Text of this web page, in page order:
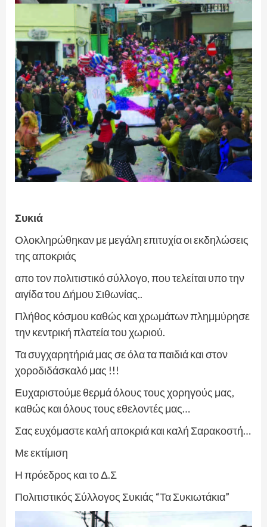
Συκιά
Ολοκληρώθηκαν με μεγάλη επιτυχία οι εκδηλώσεις
της αποκριάς
απο τον πολιτιστικό σύλλογο, που τελείται υπο την
αιγίδα του Δήμου Σιθωνίας..
Πλήθος κόσμου καθώς και χρωμάτων πλημμύρησε
την κεντρική πλατεία του χωριού.
Τα συγχαρητήριά μας σε όλα τα παιδιά και στον
χοροδιδάσκαλό μας !!!
Ευχαριστούμε θερμά όλους τους χορηγούς μας,
καθώς και όλους τους εθελοντές μας…
Σας ευχόμαστε καλή αποκριά και καλή Σαρακοστή…
Με εκτίμιση
Η πρόεδρος και το Δ.Σ
Πολιτιστικός Σύλλογος Συκιάς “Τα Συκιωτάκια”